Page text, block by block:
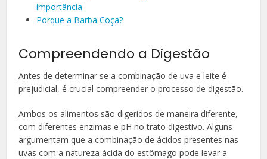
importância
Porque a Barba Coça?
Compreendendo a Digestão
Antes de determinar se a combinação de uva e leite é
prejudicial, é crucial compreender o processo de digestão.
Ambos os alimentos são digeridos de maneira diferente,
com diferentes enzimas e pH no trato digestivo. Alguns
argumentam que a combinação de ácidos presentes nas
uvas com a natureza ácida do estômago pode levar a